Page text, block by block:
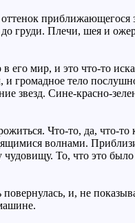
приближающегося
груди. Плечи, шея и
мир, и это что-то
громадное тело
звезд. Сине-красно-
Что-то, да, что-
волнами.
чудовищу. То, что это
и, не